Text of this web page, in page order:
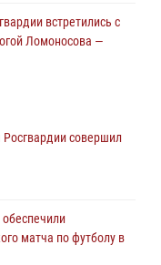
встретились с
Ломоносова —
совершил
матча по футболу в